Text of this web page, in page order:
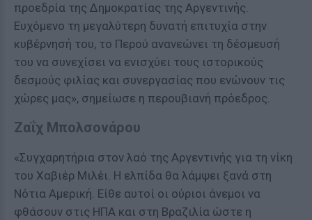
προεδρία της Δημοκρατίας της Αργεντινής.
Ευχόμενο τη μεγαλύτερη δυνατή επιτυχία στην
κυβέρνησή του, το Περού ανανεώνει τη δέσμευσή
του να συνεχίσει να ενισχύει τους ιστορικούς
δεσμούς φιλίας και συνεργασίας που ενώνουν τις
χώρες μας», σημείωσε η περουβιανή πρόεδρος.
Ζαΐχ Μπολσονάρου
«Συγχαρητήρια στον λαό της Αργεντινής για τη νίκη
του Χαβιέρ Μιλέι. Η ελπίδα θα λάμψει ξανά στη
Νότια Αμερική. Είθε αυτοί οι ούριοι άνεμοι να
φθάσουν στις ΗΠΑ και στη Βραζιλία ώστε η